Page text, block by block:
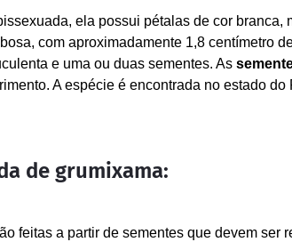
ela possui pétalas de cor branca,
com aproximadamente 1,8 centímetro
e uma ou duas sementes. As
A espécie é encontrada no estado
de grumixama:
feitas a partir de sementes que devem ser